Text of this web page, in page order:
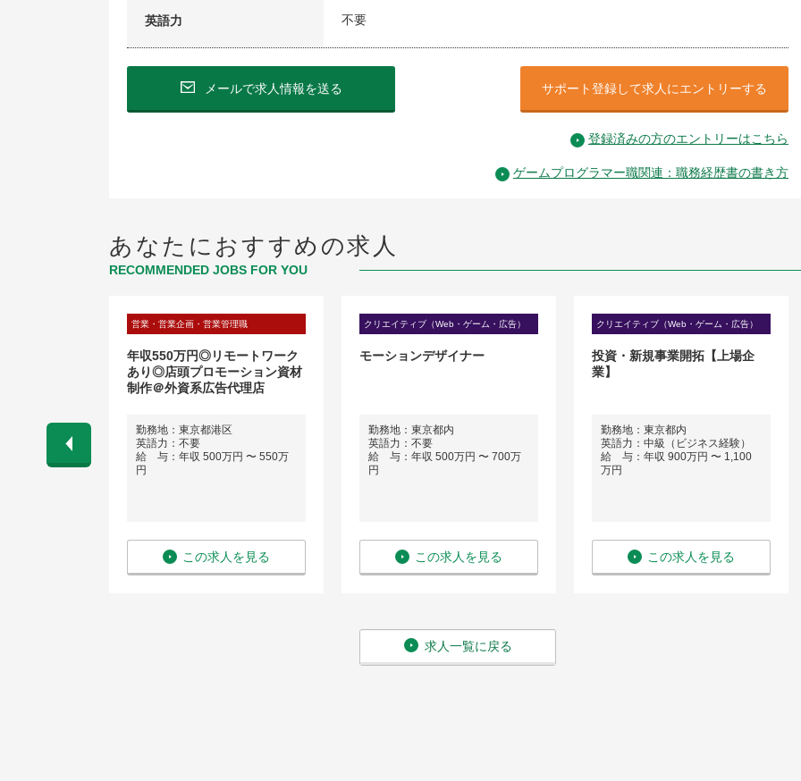
英語力 不要
メールで求人情報を送る サポート登録して求人にエントリーする
登録済みの方のエントリーはこちら
ゲームプログラマー職関連：職務経歴書の書き方
あなたにおすすめの求人
RECOMMENDED JOBS FOR YOU
プセンタ
営業・営業企画・営業管理職
年収550万円◎リモートワーク
あり◎店頭プロモーション資材
制作＠外資系広告代理店
勤務地：東京都港区
英語力：不要
給 与：年収 500万円 〜 550万
円
この求人を見る
クリエイティブ（Web・ゲーム・広告）
モーションデザイナー
勤務地：東京都内
英語力：不要
給 与：年収 500万円 〜 700万
円
この求人を見る
クリエイティブ（Web・ゲーム・広告）
投資・新規事業開拓【上場企
業】
勤務地：東京都内
英語力：中級（ビジネス経験）
給 与：年収 900万円 〜 1,100
万円
この求人を見る
求人一覧に戻る